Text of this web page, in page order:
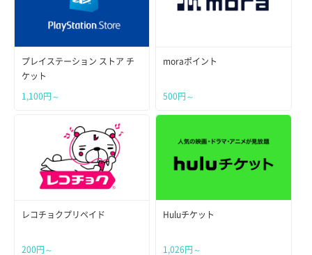
プレイステーション ストア チ
ケット
1,100円～
moraポイント
500円～
レコチョクプリペイド
200円～
Huluチケット
1,026円～